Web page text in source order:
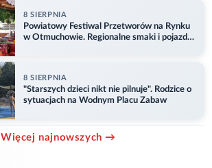
8 SIERPNIA
Powiatowy Festiwal Przetworów na Rynku
w Otmuchowie. Regionalne smaki i pojazdy
8 SIERPNIA
"Starszych dzieci nikt nie pilnuje". Rodzice o
sytuacjach na Wodnym Placu Zabaw
Więcej najnowszych →